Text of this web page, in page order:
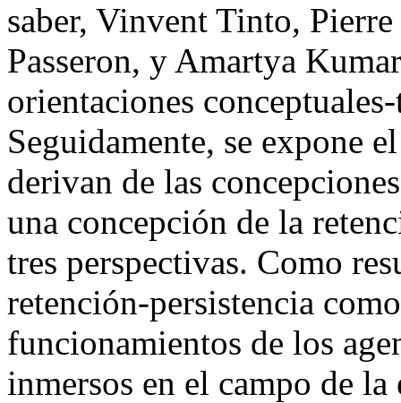
saber, Vinvent Tinto,
Passeron, y Amartya
orientaciones
Seguidamente, se expone
derivan de las
una concepción de la
tres perspectivas. Como
retención-persistencia
funcionamientos de los
inmersos en el campo de